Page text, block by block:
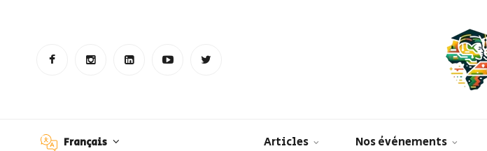
Français Articles Nos évènements